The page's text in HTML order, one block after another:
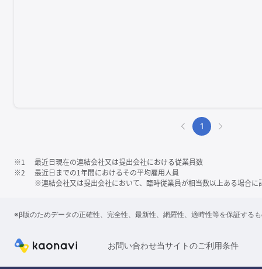
1
※1
最近日現在の連結会社又は提出会社における従業員数
※2
最近日までの1年間におけるその平均雇用人員
※連結会社又は提出会社において、臨時従業員が相当数以上ある場合に
※β版のためデータの正確性、完全性、最新性、網羅性、適時性等を保証する
お問い合わせ当サイトのご利用条件